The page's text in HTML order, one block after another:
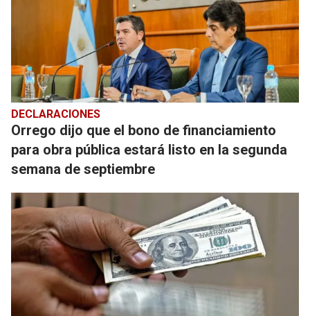
DECLARACIONES
Orrego dijo que el bono de financiamiento
para obra pública estará listo en la segunda
semana de septiembre